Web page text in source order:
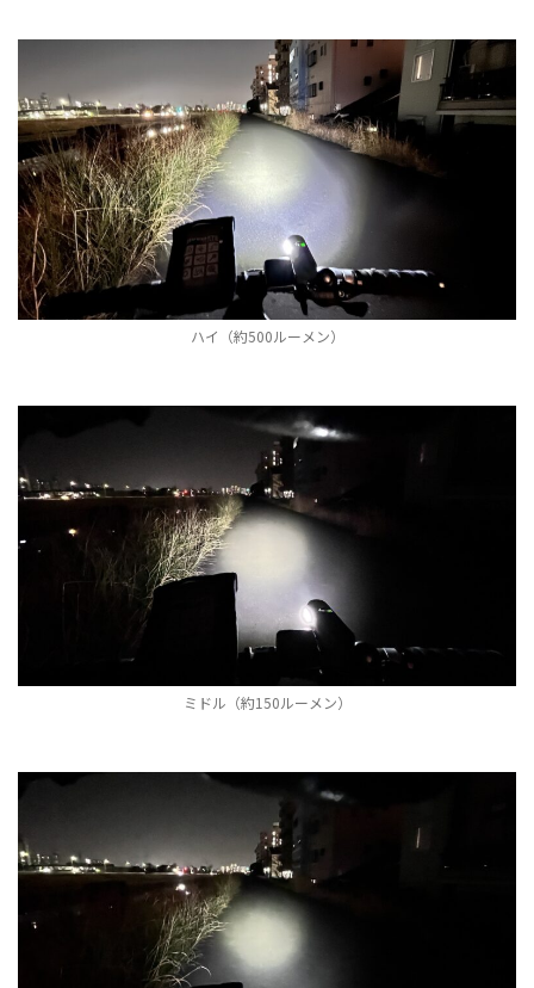
ハイ（約500ルーメン）
ミドル（約150ルーメン）